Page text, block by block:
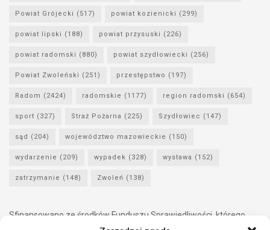
Powiat Grójecki (517) powiat kozienicki (299)
powiat lipski (188) powiat przysuski (226)
powiat radomski (880) powiat szydłowiecki (256)
Powiat Zwoleński (251) przestępstwo (197)
Radom (2424) radomskie (1177) region radomski (654)
sport (327) Straż Pożarna (225) Szydłowiec (147)
sąd (204) województwo mazowieckie (150)
wydarzenie (209) wypadek (328) wystawa (152)
zatrzymanie (148) Zwoleń (138)
Sfinansowano ze środków Funduszu Sprawiedliwości, którego